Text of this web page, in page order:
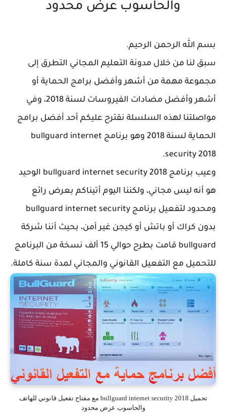
والحاسوب عرض محدود
الرحمن الرحيم.
من خلال مدونة التعليم المجاني التطرق إلى
مهمة من أشهر وأفضل برامج الحماية أو
أشهر وأفضل مضادات الفيروسات لسنة 2018، وفي
لهذه السلسلة نقترح عليكم أحد أفضل برامج
الحماية لسنة 2018 وهو برنامج bullguard internet
security
وعيب برنامج bullguard internet security 2018 الوحيد
ليس مجاني، ولكننا اليوم أتيناكم بعرض رائع
ومحدود لتفعيل برنامج bullguard internet security
كراك أو باتش أو كيجن غير أمن، بحيث أننا شركة
bullguard قامت بطرح حوالي 15 ألف نسخة من البرنامج
مع التفعيل القانوني والمجاني لمدة سنة كاملة.
تحميل bullguard internet security 2018 مع مفتاح تفعيل قانوني للهاتف
والحاسوب عرض محدود